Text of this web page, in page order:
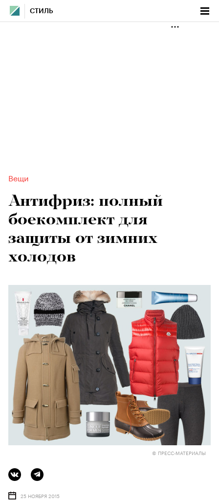
СТИЛЬ
Вещи
Антифриз: полный
боекомплект для
защиты от зимних
холодов
© ПРЕСС-МАТЕРИАЛЫ
25 НОЯБРЯ 2015